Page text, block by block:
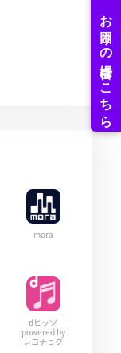
mora
dヒッツ
powered by
レコチョク